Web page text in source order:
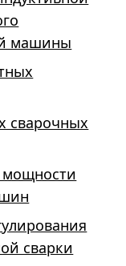
машины
сварочных
сварки